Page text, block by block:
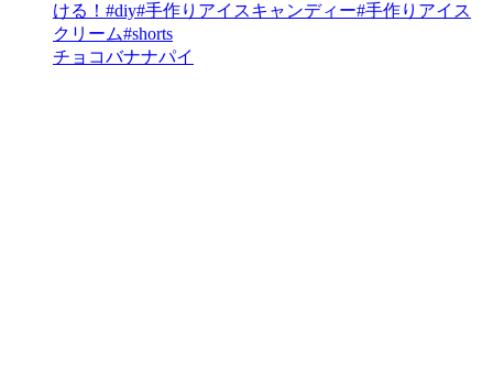
ける！#diy#手作りアイスキャンディー#手作りアイス
クリーム#shorts
チョコバナナパイ